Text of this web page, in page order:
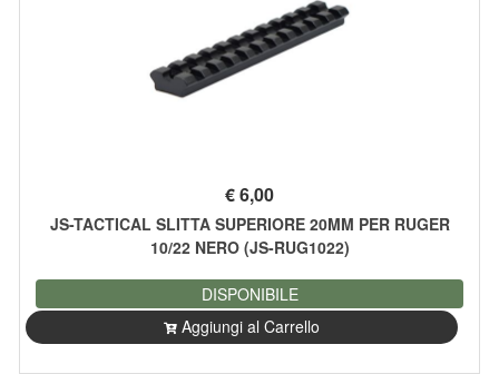
€6,00
JS-TACTICAL SLITTA SUPERIORE 20MM PER RUGER
10/22 NERO (JS-RUG1022)
DISPONIBILE
Aggiungi al Carrello